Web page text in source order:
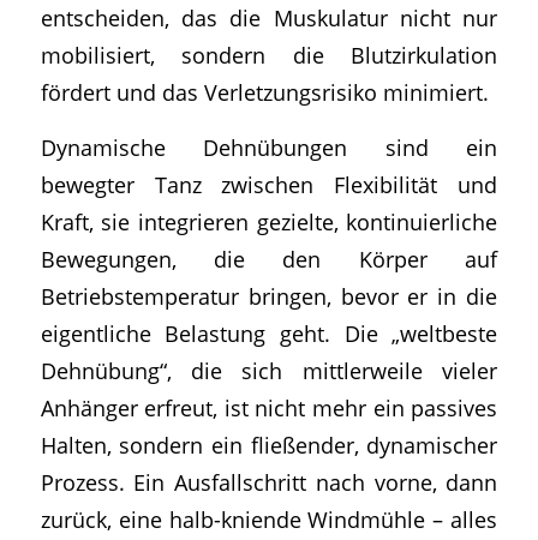
entscheiden, das die Muskulatur nicht nur
mobilisiert, sondern die Blutzirkulation
fördert und das Verletzungsrisiko minimiert.
Dynamische Dehnübungen sind ein
bewegter Tanz zwischen Flexibilität und
Kraft, sie integrieren gezielte, kontinuierliche
Bewegungen, die den Körper auf
Betriebstemperatur bringen, bevor er in die
eigentliche Belastung geht. Die „weltbeste
Dehnübung“, die sich mittlerweile vieler
Anhänger erfreut, ist nicht mehr ein passives
Halten, sondern ein fließender, dynamischer
Prozess. Ein Ausfallschritt nach vorne, dann
zurück, eine halb-kniende Windmühle – alles